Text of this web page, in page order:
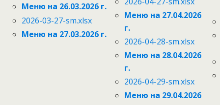
Меню на 26.03.2026 г.
2026-03-27-sm.xlsx
Меню на 27.03.2026 г.
Меню на 27.04.2026
г.
2026-04-28-sm.xlsx
Меню на 28.04.2026
г.
2026-04-29-sm.xlsx
Меню на 29.04.2026